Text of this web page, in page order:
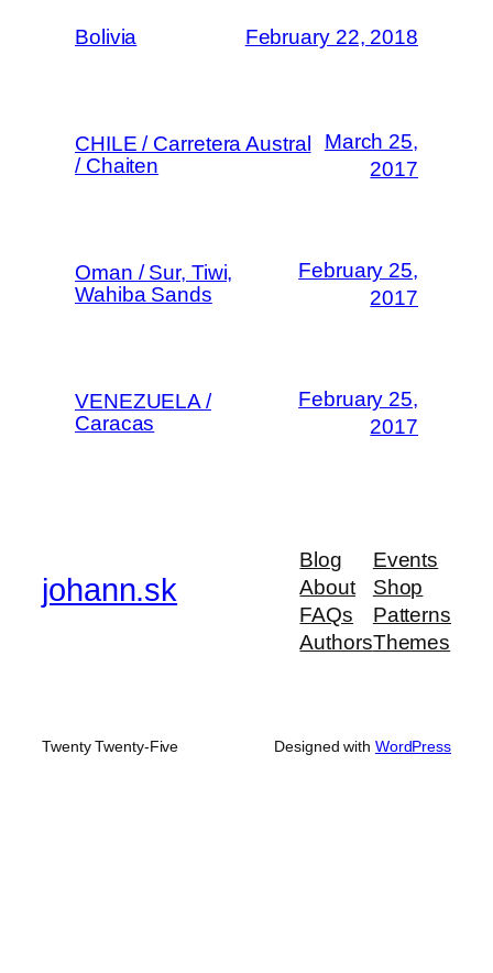
Bolivia February 22, 2018
CHILE / Carretera Austral
/ Chaiten
March 25,
2017
Oman / Sur, Tiwi,
Wahiba Sands
February 25,
2017
VENEZUELA /
Caracas
February 25,
2017
johann.sk
Blog
About
FAQs
Authors
Events
Shop
Patterns
Themes
Twenty Twenty-Five Designed with WordPress